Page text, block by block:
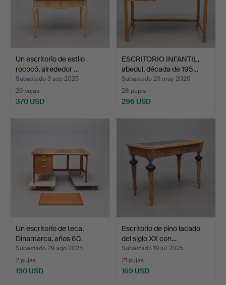
Un escritorio de estilo
rococó, alrededor …
Subastado 3 sep 2025
29 pujas
370 USD
ESCRITORIO INFANTIL,
abedul, década de 195…
Subastado 29 may 2026
28 pujas
296 USD
Un escritorio de teca,
Dinamarca, años 60.
Subastado 29 ago 2025
2 pujas
190 USD
Escritorio de pino lacado
del siglo XX con…
Subastado 19 jul 2025
21 pujas
169 USD